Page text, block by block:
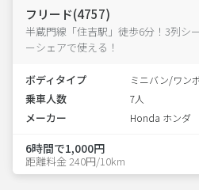
フリード(4757)
半蔵門線「住吉駅」徒歩6分！3列シ
ーシェアで使える！
ボディタイプ ミニバン/ワン
乗車人数 7人
メーカー Honda ホンダ
6時間で1,000円
距離料金 240円/10km